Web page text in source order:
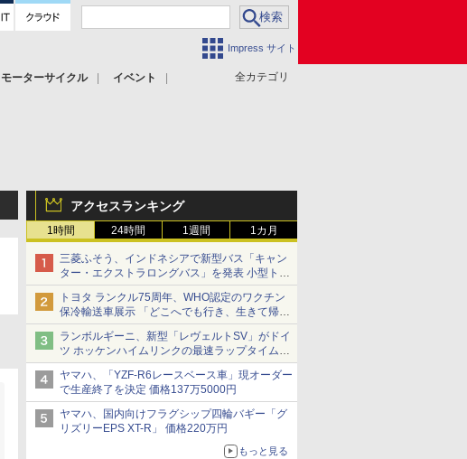
Impress サイト
全カテゴリ
モーターサイクル
イベント
アクセスランキング
1時間 24時間 1週間 1カ月
三菱ふそう、インドネシアで新型バス「キャン
ター・エクストラロングバス」を発表 小型トラ
ックベースの観光・旅客輸送向けバス
トヨタ ランクル75周年、WHO認定のワクチン
保冷輸送車展示 「どこへでも行き、生きて帰っ
てこられる」ランドクルーザーで命をつなぐ
ランボルギーニ、新型「レヴェルトSV」がドイ
ツ ホッケンハイムリンクの最速ラップタイムを
記録
ヤマハ、「YZF-R6レースベース車」現オーダー
で生産終了を決定 価格137万5000円
ヤマハ、国内向けフラグシップ四輪バギー「グ
リズリーEPS XT-R」 価格220万円
もっと見る